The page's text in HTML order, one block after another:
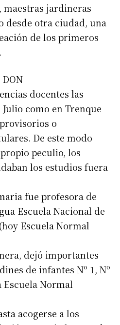
maestras jardineras
desde otra ciudad, una
de los primeros
DON
docentes las
como en Trenque
o
De este modo
peculio, los
los estudios fuera
fue profesora de
Escuela Nacional de
Escuela Normal
dejó importantes
de infantes Nº 1, Nº
Escuela Normal
acogerse a los